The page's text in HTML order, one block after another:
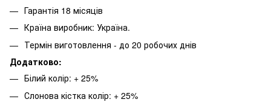
Гарантія 18 місяців
Країна виробник: Україна.
Термін виготовлення - до 20 робочих днів
Додатково:
Білий колір: + 25%
Слонова кістка колір: + 25%